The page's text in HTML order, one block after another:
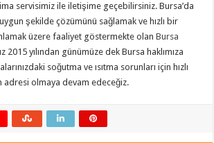
servisimiz ile iletişime geçebilirsiniz. Bursa’da
uygun şekilde çözümünü sağlamak ve hızlı bir
üzere faaliyet göstermekte olanBursa
2015 yılından günümüze dek Bursa haklımıza
soğutma ve ısıtma sorunları için hızlı
adresi olmaya devam edeceğiz.